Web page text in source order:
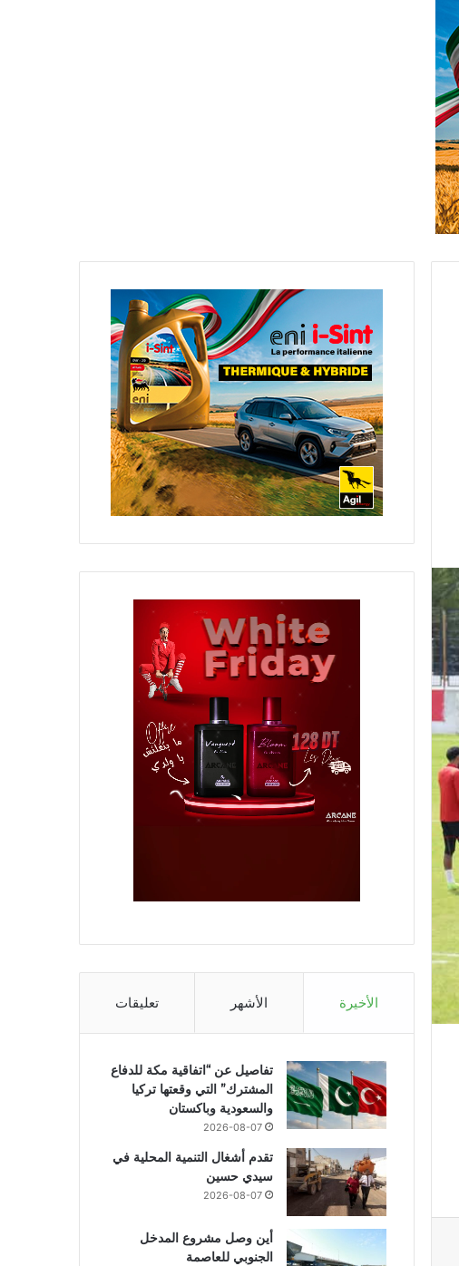
الأخيرة الأشهر تعليقات
تفاصيل عن “اتفاقية مكة للدفاع
المشترك” التي وقعتها تركيا
والسعودية وباكستان
2026-08-07
تقدم أشغال التنمية المحلية في
سيدي حسين
2026-08-07
أين وصل مشروع المدخل
الجنوبي للعاصمة